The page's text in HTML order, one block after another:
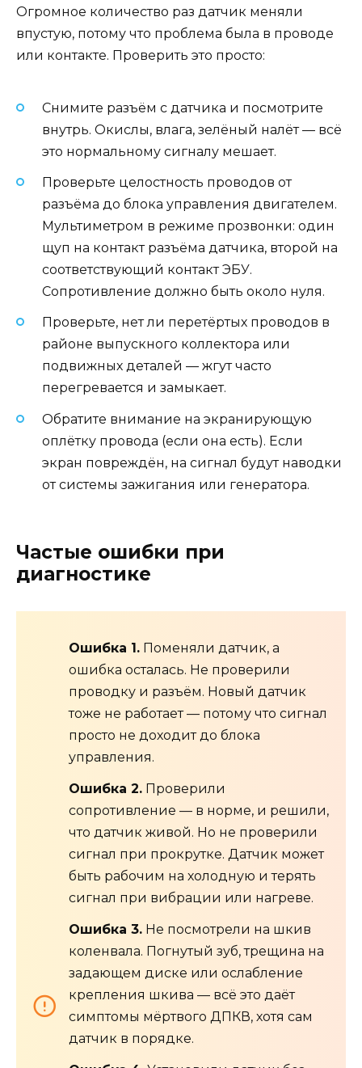
Огромное количество раз датчик меняли
впустую, потому что проблема была в проводе
или контакте. Проверить это просто:
Снимите разъём с датчика и посмотрите
внутрь. Окислы, влага, зелёный налёт — всё
это нормальному сигналу мешает.
Проверьте целостность проводов от
разъёма до блока управления двигателем.
Мультиметром в режиме прозвонки: один
щуп на контакт разъёма датчика, второй на
соответствующий контакт ЭБУ.
Сопротивление должно быть около нуля.
Проверьте, нет ли перетёртых проводов в
районе выпускного коллектора или
подвижных деталей — жгут часто
перегревается и замыкает.
Обратите внимание на экранирующую
оплётку провода (если она есть). Если
экран повреждён, на сигнал будут наводки
от системы зажигания или генератора.
Частые ошибки при
диагностике
Ошибка 1. Поменяли датчик, а
ошибка осталась. Не проверили
проводку и разъём. Новый датчик
тоже не работает — потому что сигнал
просто не доходит до блока
управления.
Ошибка 2. Проверили
сопротивление — в норме, и решили,
что датчик живой. Но не проверили
сигнал при прокрутке. Датчик может
быть рабочим на холодную и терять
сигнал при вибрации или нагреве.
Ошибка 3. Не посмотрели на шкив
коленвала. Погнутый зуб, трещина на
задающем диске или ослабление
крепления шкива — всё это даёт
симптомы мёртвого ДПКВ, хотя сам
датчик в порядке.